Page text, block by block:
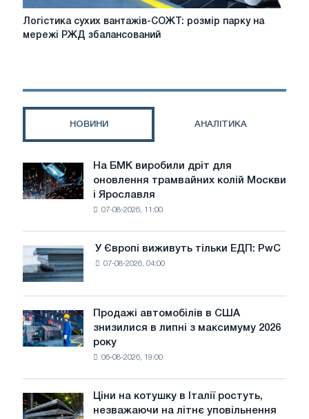
"
економіки
Логістика
парку
Логістика сухих вантажів-СОЖТ: розмір парку на
мережі РЖД збалансований
НОВИНИ АНАЛІТИКА
На
БМК
виробили
трамвайних
колій
Ярославля
На БМК виробили дріт для
оновлення трамвайних колій Москви
і Ярославля
07-08-2026, 11:00
Європі
виживуть
тільки
ЕДП:
PwC
У Європі виживуть тільки ЕДП: PwC
07-08-2026, 04:00
Продажі
автомобілів
в
липні
Продажі автомобілів в США
знизилися в липні з максимуму 2026
року
06-08-2026, 19:00
Ціни
на
Ціни на котушку в Італії ростуть,
незважаючи на літнє уповільнення